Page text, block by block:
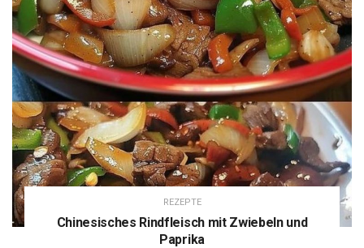
REZEPTE
Chinesisches Rindfleisch mit Zwiebeln und
Paprika